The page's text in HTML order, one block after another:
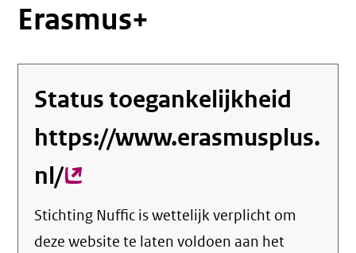
Erasmus+
Status toegankelijkheid
https://www.erasmusplus.
nl/(externe
link)
Stichting Nuffic is wettelijk verplicht om
deze website te laten voldoen aan het